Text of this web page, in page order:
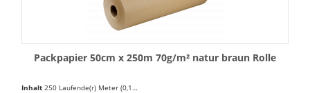
Packpapier 50cm x 250m 70g/m² natur braun Rolle
Inhalt 250 Laufende(r) Meter (0,10 € * / 1 Laufende(r) Meter)